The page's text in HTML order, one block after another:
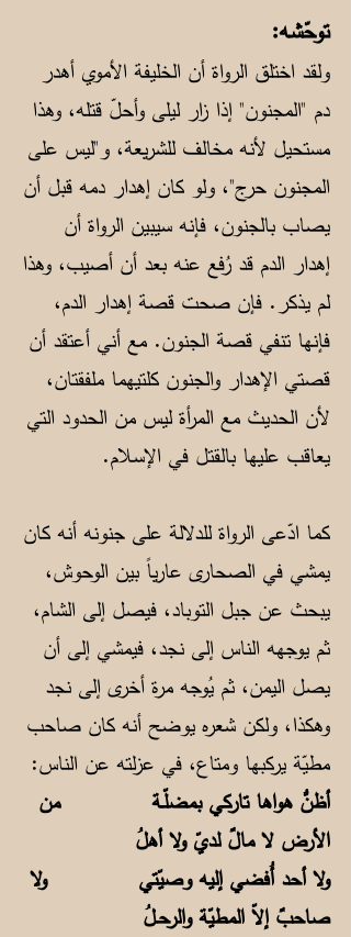
توحّشه:
ولقد اختلق الرواة أن الخليفة الأموي أهدر
دم "المجنون" إذا زار ليلى وأحلّ قتله، وهذا
مستحيل لأنه مخالف للشريعة، و"ليس على
المجنون حرج"، ولو كان إهدار دمه قبل أن
يصاب بالجنون، فإنه سيبين الرواة أن
إهدار الدم قد رُفع عنه بعد أن أصيب، وهذا
لم يذكر. فإن صحت قصة إهدار الدم،
فإنها تنفي قصة الجنون. مع أني أعتقد أن
قصتي الإهدار والجنون كلتيهما ملفقتان،
لأن الحديث مع المرأة ليس من الحدود التي
يعاقب عليها بالقتل في الإسلام.
كما ادّعى الرواة للدلالة على جنونه أنه كان
يمشي في الصحارى عارياً بين الوحوش،
يبحث عن جبل التوباد، فيصل إلى الشام،
ثم يوجهه الناس إلى نجد، فيمشي إلى أن
يصل اليمن، ثم يُوجه مرة أخرى إلى نجد
وهكذا، ولكن شعره يوضح أنه كان صاحب
مطيّة يركبها ومتاع، في عزلته عن الناس:
أظنُّ هواها تاركي بمضلّـة من
الأرض لا مالٌ لديّ ولا أهلُ
ولا أحد أُفضي إليه وصيّتي ولا
صاحبٌ إلاّ المطيّة والرحـلُ